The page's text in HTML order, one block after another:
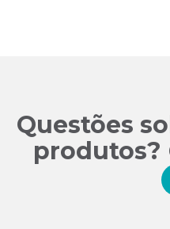
Questões
produtos?